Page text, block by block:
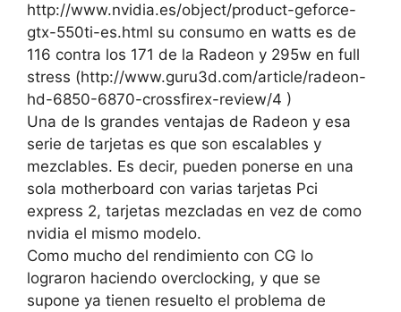
http://www.nvidia.es/object/product-geforce-
gtx-550ti-es.html su consumo en watts es de
116 contra los 171 de la Radeon y 295w en full
stress (http://www.guru3d.com/article/radeon-
hd-6850-6870-crossfirex-review/4 )
Una de ls grandes ventajas de Radeon y esa
serie de tarjetas es que son escalables y
mezclables. Es decir, pueden ponerse en una
sola motherboard con varias tarjetas Pci
express 2, tarjetas mezcladas en vez de como
nvidia el mismo modelo.
Como mucho del rendimiento con CG lo
lograron haciendo overclocking, y que se
supone ya tienen resuelto el problema de